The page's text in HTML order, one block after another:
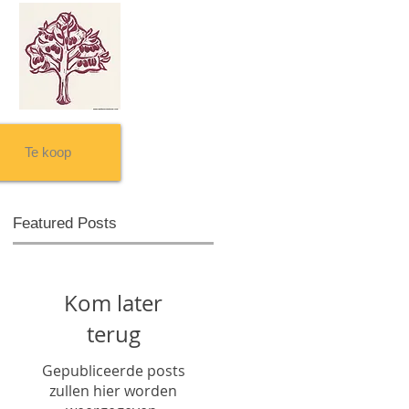
Te koop
Featured Posts
Kom later
terug
Gepubliceerde posts
zullen hier worden